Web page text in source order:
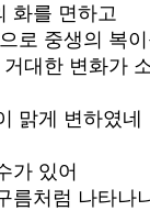
화를 면하고
로 중생의 복
대한 변화가
맑게 변하였네
가 있어
름처럼 나타나니